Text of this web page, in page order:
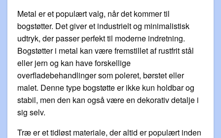
Metal er et populært valg, når det kommer til
bogstøtter. Det giver et industrielt og minimalistisk
udtryk, der passer perfekt til moderne indretning.
Bogstøtter i metal kan være fremstillet af rustfrit stål
eller jern og kan have forskellige
overfladebehandlinger som poleret, børstet eller
malet. Denne type bogstøtte er ikke kun holdbar og
stabil, men den kan også være en dekorativ detalje i
sig selv.
Træ er et tidløst materiale, der altid er populært inden